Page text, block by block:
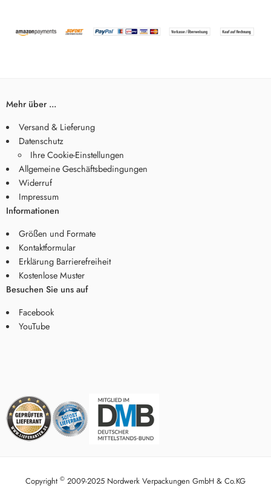
Mehr über ...
Versand & Lieferung
Datenschutz
Ihre Cookie-Einstellungen
Allgemeine Geschäftsbedingungen
Widerruf
Impressum
Informationen
Größen und Formate
Kontaktformular
Erklärung Barrierefreiheit
Kostenlose Muster
Besuchen Sie uns auf
Facebook
YouTube
Copyright © 2009-2025 Nordwerk Verpackungen GmbH & Co.KG